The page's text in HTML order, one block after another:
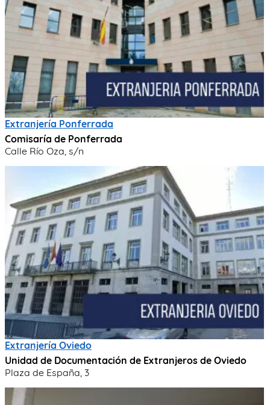
Extranjería Ponferrada
Comisaría de Ponferrada
Calle Río Oza, s/n
Extranjería Oviedo
Unidad de Documentación de Extranjeros de Oviedo
Plaza de España, 3